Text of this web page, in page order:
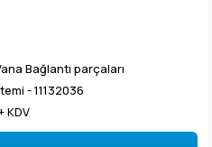
Bağlantı parçaları
- 11132036
KDV